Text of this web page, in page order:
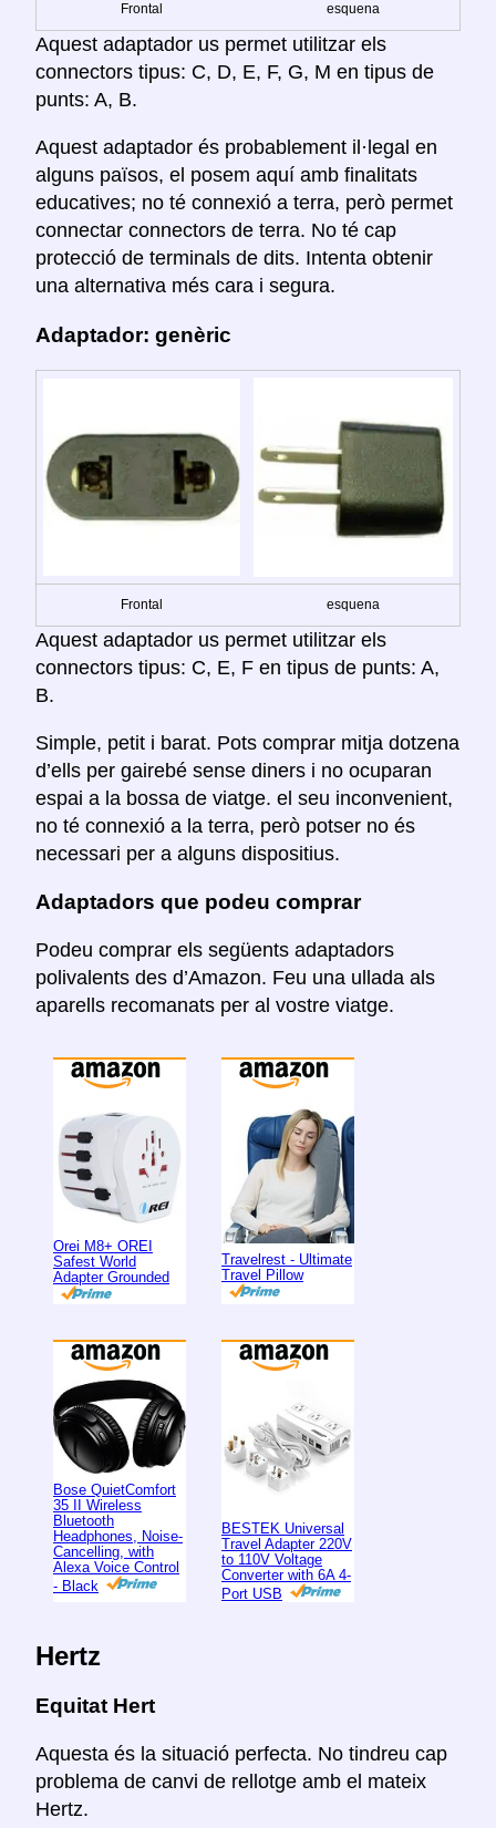
Frontal esquena
Aquest adaptador us permet utilitzar els
connectors tipus: C, D, E, F, G, M en tipus de
punts: A, B.
Aquest adaptador és probablement il·legal en
alguns països, el posem aquí amb finalitats
educatives; no té connexió a terra, però permet
connectar connectors de terra. No té cap
protecció de terminals de dits. Intenta obtenir
una alternativa més cara i segura.
Adaptador: genèric
Frontal esquena
Aquest adaptador us permet utilitzar els
connectors tipus: C, E, F en tipus de punts: A,
B.
Simple, petit i barat. Pots comprar mitja dotzena
d’ells per gairebé sense diners i no ocuparan
espai a la bossa de viatge. el seu inconvenient,
no té connexió a la terra, però potser no és
necessari per a alguns dispositius.
Adaptadors que podeu comprar
Podeu comprar els següents adaptadors
polivalents des d’Amazon. Feu una ullada als
aparells recomanats per al vostre viatge.
Orei M8+ OREI
Safest World
Adapter Grounded
Travelrest - Ultimate
Travel Pillow
Bose QuietComfort
35 II Wireless
Bluetooth
Headphones, Noise-
Cancelling, with
Alexa Voice Control
- Black
BESTEK Universal
Travel Adapter 220V
to 110V Voltage
Converter with 6A 4-
Port USB
Hertz
Equitat Hert
Aquesta és la situació perfecta. No tindreu cap
problema de canvi de rellotge amb el mateix
Hertz.